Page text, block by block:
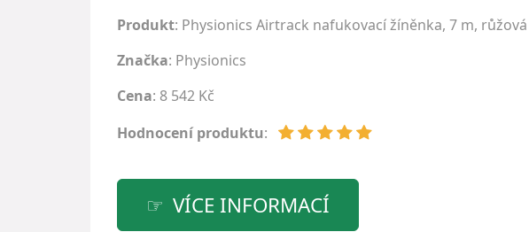
Produkt: Physionics Airtrack nafukovací žíněnka, 7 m, růžová
Značka: Physionics
Cena: 8 542 Kč
Hodnocení produktu:
VÍCE INFORMACÍ